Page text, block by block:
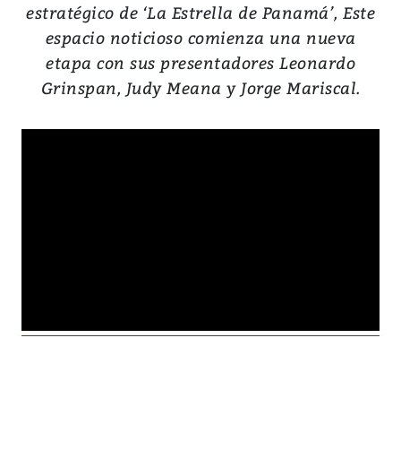
estratégico de ‘La Estrella de Panamá’, Este
espacio noticioso comienza una nueva
etapa con sus presentadores Leonardo
Grinspan, Judy Meana y Jorge Mariscal.